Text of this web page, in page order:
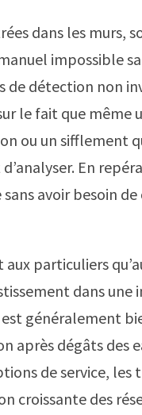
dans les murs,
impossible
de détection non
le fait que même
ou un sifflement
En
avoir besoin de
particuliers
dans
généralement
après dégâts des
de service, les
croissante des